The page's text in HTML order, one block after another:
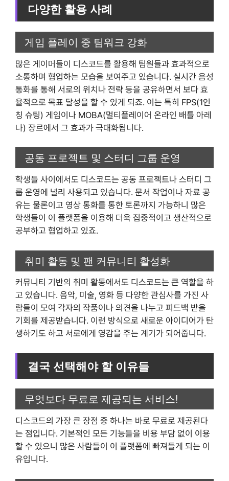
다양한 활용 사례
게임 플레이 중 팀워크 강화
많은 게이머들이 디스코드를 활용해 팀원들과 효과적으로
소통하며 협업하는 모습을 보여주고 있습니다. 실시간 음성
통화를 통해 서로의 위치나 전략 등을 공유하면서 보다 효
율적으로 목표 달성을 할 수 있게 되죠. 이는 특히 FPS(1인
칭 슈팅) 게임이나 MOBA(멀티플레이어 온라인 배틀 아레
나) 장르에서 그 효과가 극대화됩니다.
공동 프로젝트 및 스터디 그룹 운영
학생들 사이에서도 디스코드는 공동 프로젝트나 스터디 그
룹 운영에 널리 사용되고 있습니다. 문서 작업이나 자료 공
유는 물론이고 영상 통화를 통한 토론까지 가능하니 많은
학생들이 이 플랫폼을 이용해 더욱 집중적이고 생산적으로
공부하고 협업하고 있죠.
취미 활동 및 팬 커뮤니티 활성화
커뮤니티 기반의 취미 활동에서도 디스코드는 큰 역할을 하
고 있습니다. 음악, 미술, 영화 등 다양한 관심사를 가진 사
람들이 모여 각자의 작품이나 의견을 나누고 피드백 받을
기회를 제공받습니다. 이런 방식으로 새로운 아이디어가 탄
생하기도 하고 서로에게 영감을 주는 계기가 되어줍니다.
결국 선택해야 할 이유들
무엇보다 무료로 제공되는 서비스!
디스코드의 가장 큰 장점 중 하나는 바로 무료로 제공된다
는 점입니다. 기본적인 모든 기능들을 비용 부담 없이 이용
할 수 있으니 많은 사람들이 이 플랫폼에 빠져들게 되는 이
유입니다.